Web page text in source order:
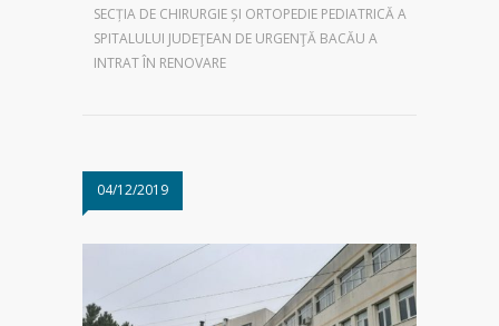
SECȚIA DE CHIRURGIE ȘI ORTOPEDIE PEDIATRICĂ A
SPITALULUI JUDEŢEAN DE URGENŢĂ BACĂU A
INTRAT ÎN RENOVARE
04/12/2019